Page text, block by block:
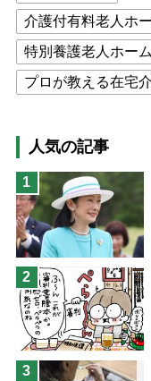
介護付有料老人ホ
特別養護老人ホーム
プロが教える在宅
高木ブー
ケアマ
猫が母になつきませ
息子の遠距離介護
兄がボケました
予防法
人気の記事
1
2
3